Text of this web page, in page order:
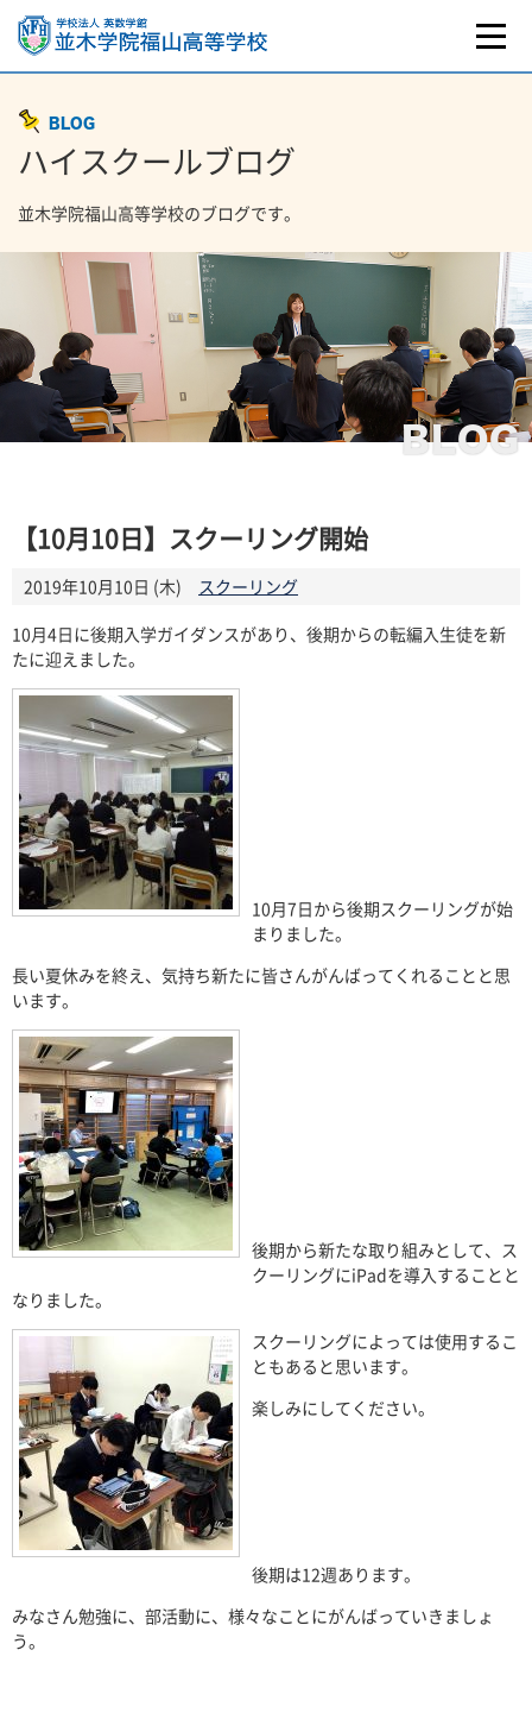
BLOG
BLOG
ハイスクールブログ
並木学院福山高等学校のブログです。
【10月10日】スクーリング開始
2019年10月10日 (木)
スクーリング
10月4日に後期入学ガイダンスがあり、後期からの転編入生徒を新
たに迎えました。
10月7日から後期スクーリングが始
まりました。
長い夏休みを終え、気持ち新たに皆さんがんばってくれることと思
います。
後期から新たな取り組みとして、ス
クーリングにiPadを導入することと
なりました。
スクーリングによっては使用するこ
ともあると思います。
楽しみにしてください。
後期は12週あります。
みなさん勉強に、部活動に、様々なことにがんばっていきましょ
う。